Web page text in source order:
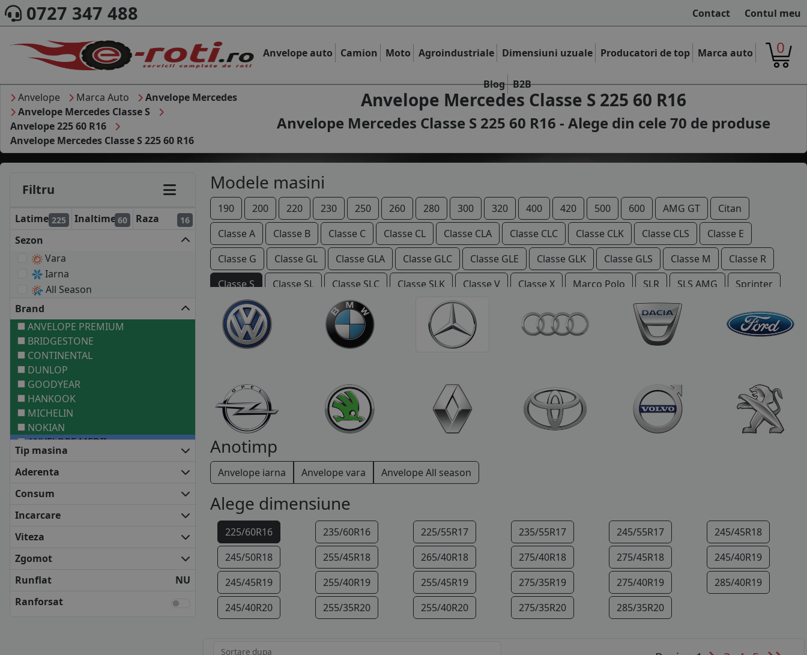
0727 347 488 Contact Contul meu
Anvelope auto Camion Moto Agroindustriale Dimensiuni uzuale Producatori de top Marca auto
Blog B2B
0
Anvelope Marca Auto
Anvelope Mercedes
Anvelope Mercedes Classe S
Anvelope 225 60 R16
Anvelope Mercedes Classe S 225 60 R16
Anvelope Mercedes Classe S 225 60 R16
Anvelope Mercedes Classe S 225 60 R16 - Alege din cele 70 de produse
Filtru
Latime 225 Inaltime 60 Raza 16
Sezon
Vara
Iarna
All Season
Brand
ANVELOPE PREMIUM
BRIDGESTONE
CONTINENTAL
DUNLOP
GOODYEAR
HANKOOK
MICHELIN
NOKIAN
ANVELOPE MEDII
BARUM
COOPER
FULDA
KLEBER
VREDESTEIN
YOKOHAMA
AUSTONE
CHENGSHAN
Tip masina
Aderenta
Consum
Incarcare
Viteza
Zgomot
Runflat
NU
Ranforsat
Modele masini
190 200 220 230 250 260 280 300 320 400 420 500 600 AMG GT
Citan
Classe A
Classe B Classe C Classe CL Classe CLA Classe CLC Classe CLK Classe CLS
Classe E
Classe G
Classe GL Classe GLA Classe GLC Classe GLE Classe GLK Classe GLS Classe M
Classe R
Classe S
Classe SL Classe SLC Classe SLK Classe V Classe X Marco Polo SLR SLS AMG
Sprinter
Vaneo
Vario Viano Vito
Anotimp
Anvelope iarna Anvelope vara Anvelope All season
Alege dimensiune
225/60R16 235/60R16 225/55R17 235/55R17 245/55R17
245/45R18
245/50R18
255/45R18 265/40R18 275/40R18 275/45R18
245/40R19
245/45R19
255/40R19 255/45R19 275/35R19 275/40R19
285/40R19
245/40R20
255/35R20 255/40R20 275/35R20 285/35R20
Sortare dupa